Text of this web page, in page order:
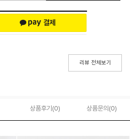
리뷰 전체보기
상품후기(0) 상품문의 (0)